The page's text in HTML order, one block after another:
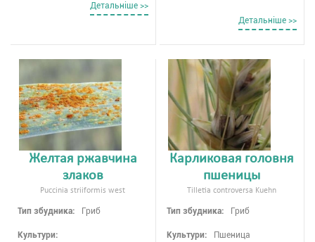
Детальнiше >>
Детальнiше >>
Желтая ржавчина
злаков
Puccinia striiformis west
Тип збудника: Гриб
Культури:
Карликовая головня
пшеницы
Tilletia controversa Kuehn
Тип збудника: Гриб
Культури: Пшеница